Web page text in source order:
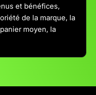
et bénéfices,
de la marque, la
moyen, la